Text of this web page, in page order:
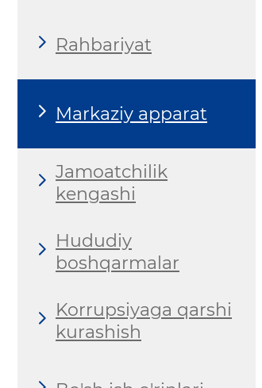
Rahbariyat
Markaziy apparat
Jamoatchilik
kengashi
Hududiy
boshqarmalar
Korrupsiyaga qarshi
kurashish